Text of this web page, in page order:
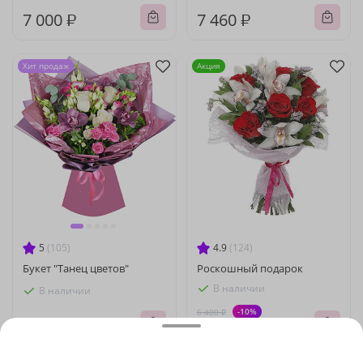
7 000 ₽ 7 460 ₽
5 (105)
Букет "Танец цветов"
В наличии
Хит продаж
4.9 (124)
Роскошный подарок
В наличии
6 400 ₽ -10%
5 760 ₽
Акция